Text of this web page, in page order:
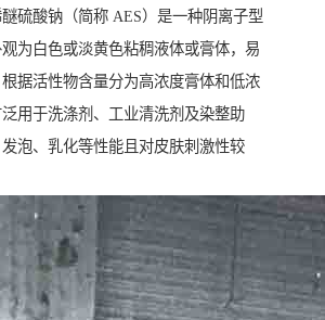
硫酸钠‌（简称 AES）是一种阴离子型
为白色或淡黄色粘稠液体或膏体，易
据活性物含量分为高浓度膏体和低浓
用于洗涤剂、工业清洗剂及染整助
泡、乳化等性能且对皮肤刺激性较